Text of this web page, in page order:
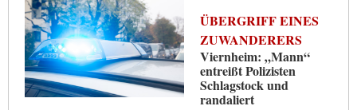
ÜBERGRIFF EINES
ZUWANDERERS
Viernheim: „Mann“
entreißt Polizisten
Schlagstock und
randaliert